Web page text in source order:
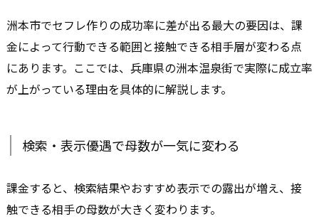
洲本市でセフレ作りの成功率に差が出る最大の要因は、課
金によって行動できる範囲と接触できる相手層が変わる点
にあります。ここでは、兵庫県の洲本温泉街で実際に成立率
が上がっている理由を具体的に解説します。
検索・表示優遇で母数が一気に変わる
課金すると、検索結果やおすすめ表示での露出が増え、接
触できる相手の母数が大きく変わります。